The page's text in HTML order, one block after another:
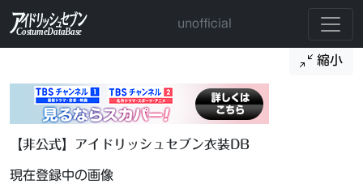
unofficial
縮小
【非公式】アイドリッシュセブン衣装DB
現在登録中の画像